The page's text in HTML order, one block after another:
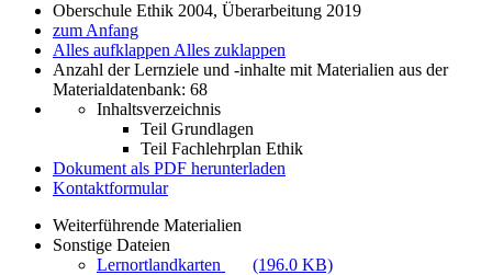
Oberschule Ethik 2004, Überarbeitung 2019
zum Anfang
Alles aufklappen Alles zuklappen
Anzahl der Lernziele und -inhalte mit Materialien aus der
Materialdatenbank: 68
Inhaltsverzeichnis
Teil Grundlagen
Teil Fachlehrplan Ethik
Dokument als PDF herunterladen
Kontaktformular
Weiterführende Materialien
Sonstige Dateien
Lernortlandkarten
(196.0 KB)